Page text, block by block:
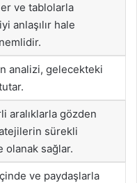
ve tablolarla
anlaşılır hale
analizi, gelecekteki
aralıklarla gözden
sürekli
sağlar.
ve paydaşlarla